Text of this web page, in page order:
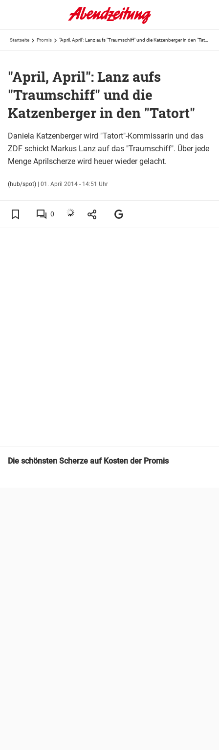
Startseite Promis
"April, April": Lanz aufs
"Traumschiff" und die
Katzenberger in den "Tatort"
Daniela Katzenberger wird "Tatort"-Kommissarin und das
ZDF schickt Markus Lanz auf das "Traumschiff". Über jede
Menge Aprilscherze wird heuer wieder gelacht.
(hub/spot) | 01. April 2014 - 14:51 Uhr
0
Die schönsten Scherze auf Kosten der Promis